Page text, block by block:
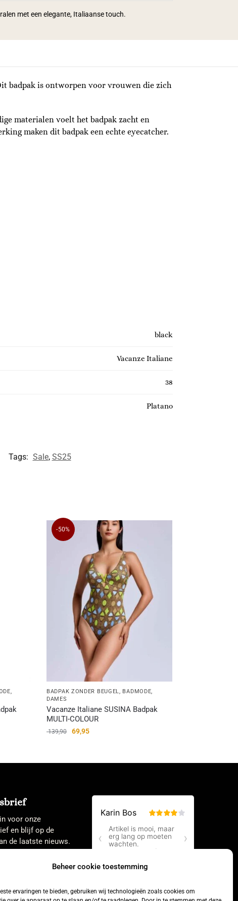
Beheer cookie toestemming
ervaringen te bieden, gebruiken wij technologieën zoals cookies om
met een elegante, Italiaanse touch.
badpak is ontworpen voor vrouwen die zich
materialen voelt het badpak zacht en
maken dit badpak een echte eyecatcher.
black
Vacanze Italiane
38
Platano
Tags: Sale, SS25
,
-50%
BADPAK ZONDER BEUGEL, BADMODE,
DAMES
Vacanze Italiane SUSINA Badpak
MULTI-COLOUR
139,90 69,95
voor onze
en blijf op de
de laatste nieuws.